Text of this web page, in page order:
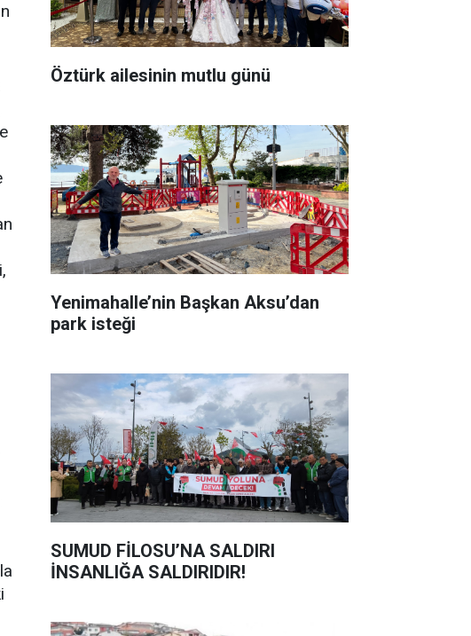
Öztürk ailesinin mutlu günü
Yenimahalle’nin Başkan Aksu’dan
park isteği
SUMUD FİLOSU’NA SALDIRI
İNSANLIĞA SALDIRIDIR!